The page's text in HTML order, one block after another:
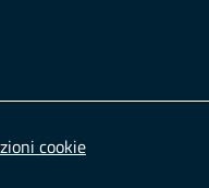
cookie